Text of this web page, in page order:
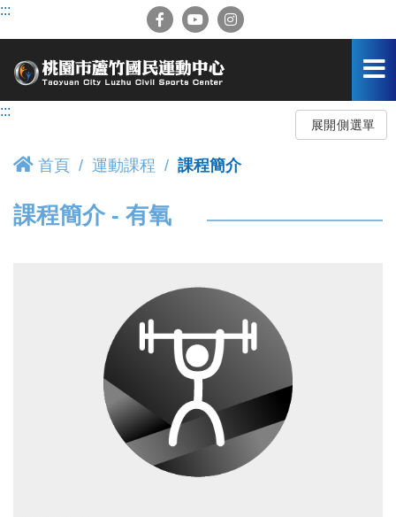
跳
容
:::
:::
展開側選單
首頁 運動課程 課程簡介
課程簡介 - 有氧